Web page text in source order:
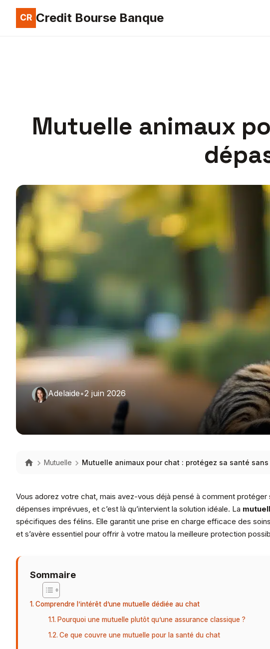
Credit Bourse Banque
Mutuelle animaux
Adelaide•2 juin 2026
Mutuelle Mutuelle animaux pour chat : protégez sa santé
Vous adorez votre chat, mais avez-vous déjà pensé à comment
dépenses imprévues, et c’est là qu’intervient la solution idéale. La
spécifiques des félins. Elle garantit une prise en charge efficace des
et s’avère essentiel pour offrir à votre matou la meilleure protection
Sommaire
Comprendre l’intérêt d’une mutuelle dédiée au chat
Pourquoi une mutuelle plutôt qu’une assurance classique ?
Ce que couvre une mutuelle pour la santé du chat